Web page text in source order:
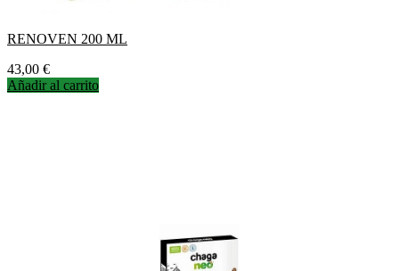
RENOVEN 200 ML
Precio
43,00 €
Añadir al carrito